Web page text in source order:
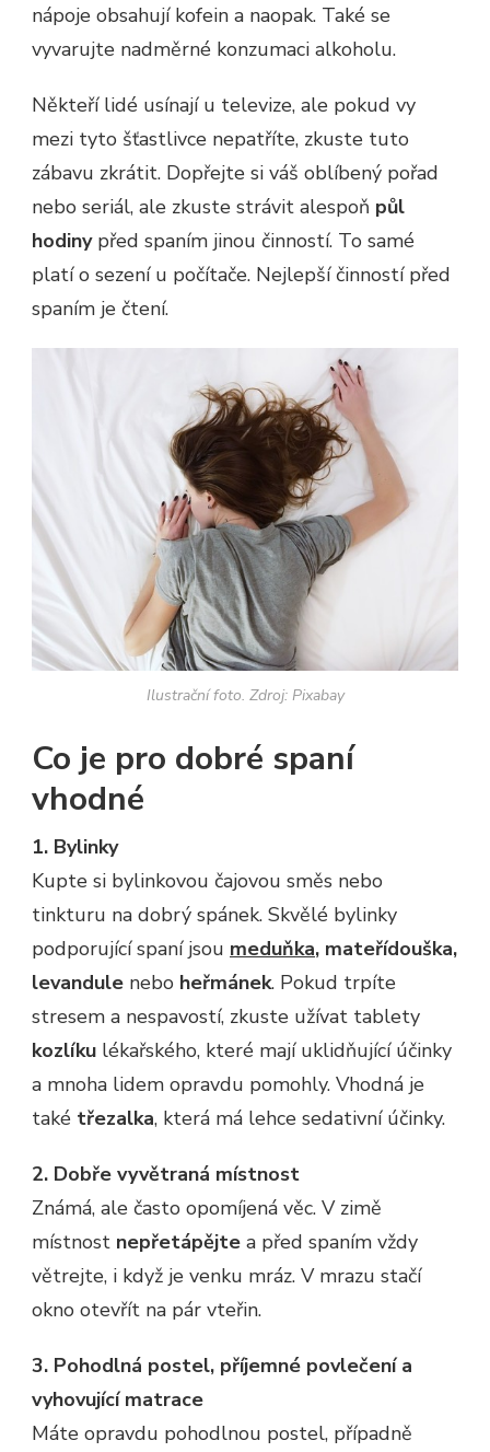
nápoje obsahují kofein a naopak. Také se
vyvarujte nadměrné konzumaci alkoholu.
Někteří lidé usínají u televize, ale pokud vy
mezi tyto šťastlivce nepatříte, zkuste tuto
zábavu zkrátit. Dopřejte si váš oblíbený pořad
nebo seriál, ale zkuste strávit alespoň půl
hodinypřed spaním jinou činností. To samé
platí o sezení u počítače. Nejlepší činností před
spaním je čtení.
Ilustrační foto. Zdroj: Pixabay
Co je pro dobré spaní
vhodné
1. Bylinky
Kupte si bylinkovou čajovou směs nebo
tinkturu na dobrý spánek. Skvělé bylinky
podporující spaní jsou meduňka, mateřídouška,
levandule nebo heřmánek. Pokud trpíte
stresem a nespavostí, zkuste užívat tablety
kozlíku lékařského, které mají uklidňující účinky
a mnoha lidem opravdu pomohly. Vhodná je
také třezalka, která má lehce sedativní účinky.
2. Dobře vyvětraná místnost
Známá, ale často opomíjená věc. V zimě
místnost nepřetápějte a před spaním vždy
větrejte, i když je venku mráz. V mrazu stačí
okno otevřít na pár vteřin.
3. Pohodlná postel, příjemné povlečení a
vyhovující matrace
Máte opravdu pohodlnou postel, případně